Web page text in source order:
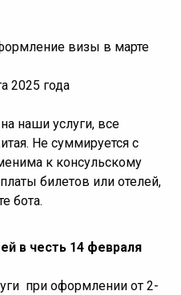
визы в марте
2025 года
наши услуги, все
Не суммируется с
к консульскому
билетов или отелей,
бота.
в честь 14 февраля
при оформлении от 2-